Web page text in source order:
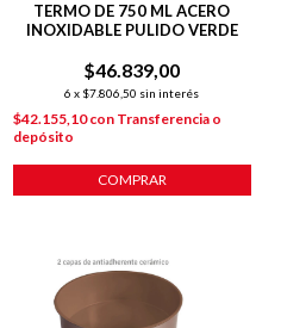
TERMO DE 750 ML ACERO
INOXIDABLE PULIDO VERDE
$46.839,00
6 x $7.806,50 sin interés
$42.155,10con Transferencia o
depósito
COMPRAR